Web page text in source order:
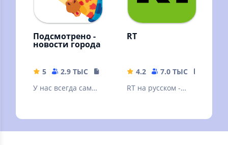
Подсмотрено -
новости города
5 2.9 ТЫС
17.36 MB
У нас всегда самые
RT
4.2 7.0 ТЫС
RT на русском -
на Украине и в
мире